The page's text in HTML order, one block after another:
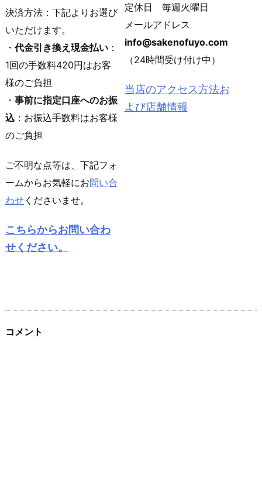
決済方法：下記よりお選び
いただけます。
・ 代金引き換え現金払い ：
1回の手数料420円はお客
様のご負担
・ 事前に指定口座へのお振
込 ：お振込手数料はお客様
のご負担
ご不明な点等は、下記フォ
ームからお気軽にお問い合
わせ くださいませ。
こちらからお問い合わ
せください。
定休日 毎週火曜日
メールアドレス
info@sakenofuyo.com
（24時間受け付け中）
当店のアクセス方法お
よび店舗情報
コメント